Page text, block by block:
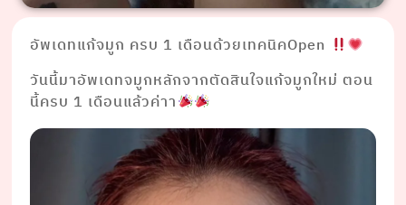
อัพเดทแก้จมูก ครบ 1 เดือนด้วยเทคนิคOpen
วันนี้มาอัพเดทจมูกหลักจากตัดสินใจแก้จมูกใหม่ ตอน
นี้ครบ 1 เดือนแล้วค่าา